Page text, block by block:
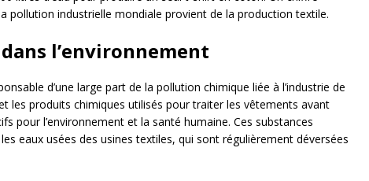
pollution industrielle mondiale provient de la production textile.
l’environnement
d’une large part de la pollution chimique liée à l’industrie de
les produits chimiques utilisés pour traiter les vêtements avant
pour l’environnement et la santé humaine. Ces substances
eaux usées des usines textiles, qui sont régulièrement déversées